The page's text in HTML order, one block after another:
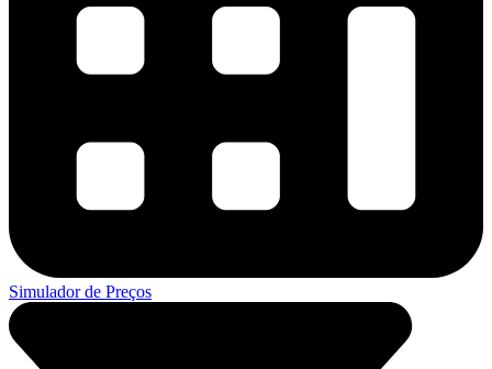
Simulador de Preços